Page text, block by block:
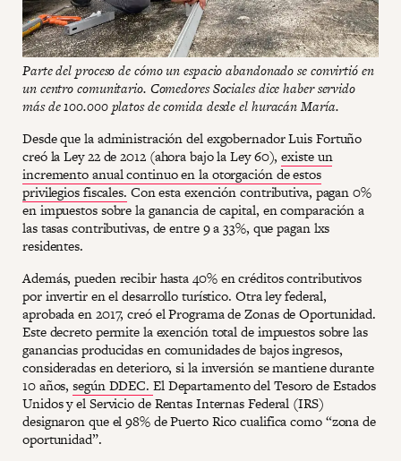
Parte del proceso de cómo un espacio abandonado se convirtió en
un centro comunitario. Comedores Sociales dice haber servido
más de 100.000 platos de comida desde el huracán María.
Desde que la administración del exgobernador Luis Fortuño
creó la Ley 22 de 2012 (ahora bajo la Ley 60),existe un
incremento anual continuo en la otorgación de estos
privilegios fiscales. Con esta exención contributiva, pagan 0%
en impuestos sobre la ganancia de capital, en comparación a
las tasas contributivas, de entre 9 a 33%, que pagan lxs
residentes.
Además, pueden recibir hasta 40% en créditos contributivos
por invertir en el desarrollo turístico. Otra ley federal,
aprobada en 2017, creó el Programa de Zonas de Oportunidad.
Este decreto permite la exención total de impuestos sobre las
ganancias producidas en comunidades de bajos ingresos,
consideradas en deterioro, si la inversión se mantiene durante
10 años,según DDEC. El Departamento del Tesoro de Estados
Unidos y el Servicio de Rentas Internas Federal (IRS)
designaron que el 98% de Puerto Rico cualifica como “zona de
oportunidad”.